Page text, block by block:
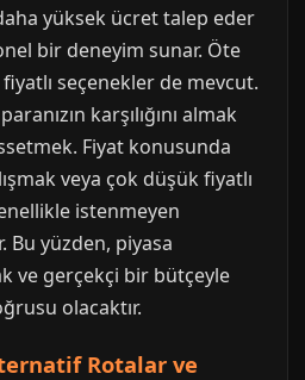
yüksek ücret talep eder
bir deneyim sunar. Öte
seçenekler de mevcut.
karşılığını almak
Fiyat konusunda
veya çok düşük fiyatlı
istenmeyen
Bu yüzden, piyasa
ve gerçekçi bir bütçeyle
olacaktır.
Rotalar ve